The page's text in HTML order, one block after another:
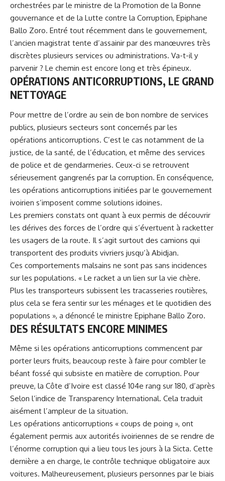
orchestrées par le ministre de la Promotion de la Bonne
gouvernance et de la Lutte contre la Corruption, Epiphane
Ballo Zoro. Entré tout récemment dans le gouvernement,
l’ancien magistrat tente d’assainir par des manœuvres très
discrètes plusieurs services ou administrations. Va-t-il y
parvenir ? Le chemin est encore long et très épineux.
OPÉRATIONS ANTICORRUPTIONS, LE GRAND
NETTOYAGE
Pour mettre de l’ordre au sein de bon nombre de services
publics, plusieurs secteurs sont concernés par les
opérations anticorruptions. C’est le cas notamment de la
justice, de la santé, de l’éducation, et même des services
de police et de gendarmeries. Ceux-ci se retrouvent
sérieusement gangrenés par la corruption. En conséquence,
les opérations anticorruptions initiées par le gouvernement
ivoirien s’imposent comme solutions idoines.
Les premiers constats ont quant à eux permis de découvrir
les dérives des forces de l’ordre qui s’évertuent à racketter
les usagers de la route. Il s’agit surtout des camions qui
transportent des produits vivriers jusqu’à Abidjan.
Ces comportements malsains ne sont pas sans incidences
sur les populations. « Le racket a un lien sur la vie chère.
Plus les transporteurs subissent les tracasseries routières,
plus cela se fera sentir sur les ménages et le quotidien des
populations », a dénoncé le ministre Epiphane Ballo Zoro.
DES RÉSULTATS ENCORE MINIMES
Même si les opérations anticorruptions commencent par
porter leurs fruits, beaucoup reste à faire pour combler le
béant fossé qui subsiste en matière de corruption. Pour
preuve, la Côte d’Ivoire est classé 104e rang sur 180, d’après
Selon l’indice de Transparency International. Cela traduit
aisément l’ampleur de la situation.
Les opérations anticorruptions « coups de poing », ont
également permis aux autorités ivoiriennes de se rendre de
l’énorme corruption qui a lieu tous les jours à la Sicta. Cette
dernière a en charge, le contrôle technique obligatoire aux
voitures. Malheureusement, plusieurs personnes par le biais